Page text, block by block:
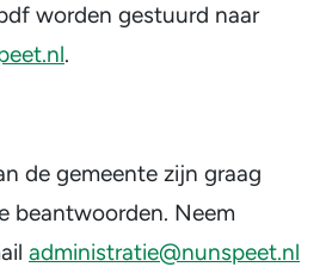
worden gestuurd naar
.
de gemeente zijn graag
beantwoorden. Neem
administratie@nunspeet.nl